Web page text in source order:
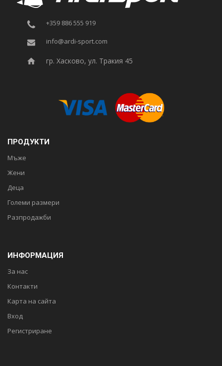
+359 886 555 919
info@ardi-sport.com
гр. Хасково, ул. Тракия 45
ПРОДУКТИ
Мъже
Жени
Деца
Големи размери
Разпродажби
ИНФОРМАЦИЯ
За нас
Контакти
Карта на сайта
Вход
Регистриране